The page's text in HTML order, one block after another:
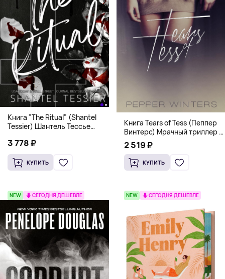
Книга "The Ritual" (Shantel
Tessier) Шантель Тессье
романс бестселлер (18+)
3 778 ₽
КУПИТЬ
Книга Tears of Tess (Пеппер
Винтерс) Мрачный триллер о
выживании и страсти (18+)
2 519 ₽
КУПИТЬ
NEW СЕГОДНЯ ДЕШЕВЛЕ NEW СЕГОДНЯ ДЕШЕВЛЕ